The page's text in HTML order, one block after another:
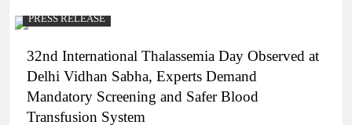
PRESS RELEASE
32nd International Thalassemia Day Observed at
Delhi Vidhan Sabha, Experts Demand
Mandatory Screening and Safer Blood
Transfusion System